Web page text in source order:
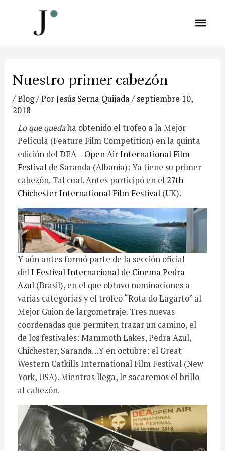
Nuestro primer cabezón
/Blog/ PorJesús Serna Quijada/ septiembre 10,
2018
Lo que quedaha obtenido el trofeo a la Mejor
Película (Feature Film Competition) en la quinta
edición delDEA – Open Air International Film
Festival de Saranda (Albania): Ya tiene su primer
cabezón. Tal cual. Antes participó en el 27th
Chichester International Film Festival (UK).
Y aún antes formó parte de la sección oficial
delI Festival Internacional de Cinema Pedra
Azul (Brasil), en el que obtuvo nominaciones a
varias categorías y el trofeo “Rota do Lagarto” al
Mejor Guion de largometraje. Tres nuevas
coordenadas que permiten trazar un camino, el
de los festivales: Mammoth Lakes, Pedra Azul,
Chichester, Saranda…Y en octubre: el Great
Western Catkills International Film Festival (New
York, USA). Mientras llega, le sacaremos el brillo
al cabezón.